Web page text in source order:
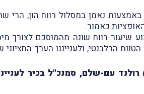
נאמן במסלול רווח הון, הרי
רווח שונה מהמוסכם לצורך
של הטווח הרלבנטי, ולענייננו הערך
רולנד עם-שלם, סמנכ"ל בכיר